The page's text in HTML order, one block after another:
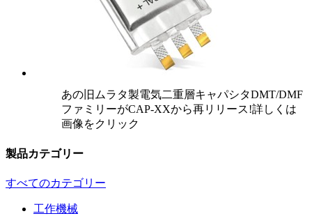
あの旧ムラタ製電気二重層キャパシタDMT/DMF
ファミリーがCAP-XXから再リリース!詳しくは
画像をクリック
製品カテゴリー
すべてのカテゴリー
工作機械